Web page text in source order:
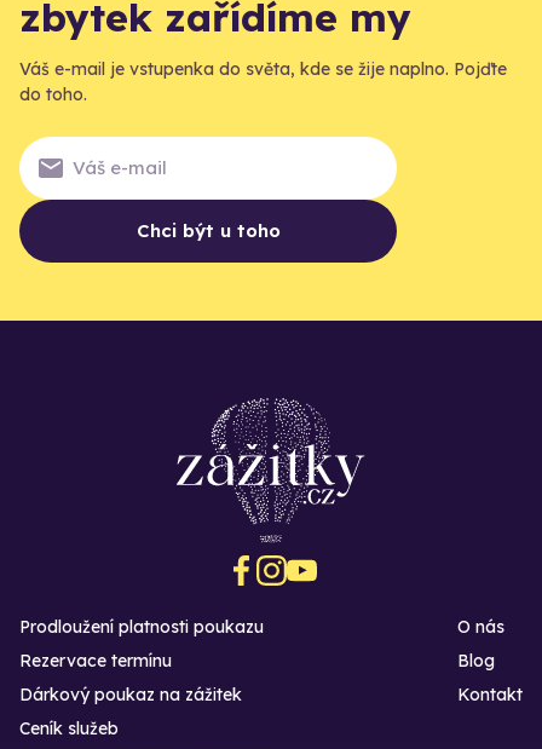
zbytek zařídíme my
Váš e-mail je vstupenka do světa, kde se žije naplno. Pojďte
do toho.
Chci být u toho
Prodloužení platnosti poukazu
Rezervace termínu
Dárkový poukaz na zážitek
O nás
Blog
Kontakt
Ceník služeb